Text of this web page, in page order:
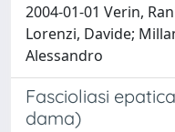
2004-01-01 Verin,
Lorenzi, Davide;
Alessandro
Fascioliasi
dama)